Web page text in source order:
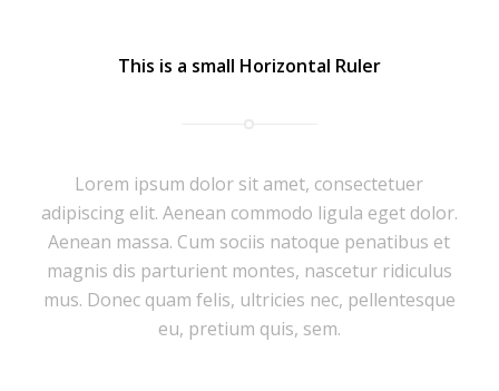
This is a small Horizontal Ruler
Lorem ipsum dolor sit amet, consectetuer
adipiscing elit. Aenean commodo ligula eget dolor.
Aenean massa. Cum sociis natoque penatibus et
magnis dis parturient montes, nascetur ridiculus
mus. Donec quam felis, ultricies nec, pellentesque
eu, pretium quis, sem.